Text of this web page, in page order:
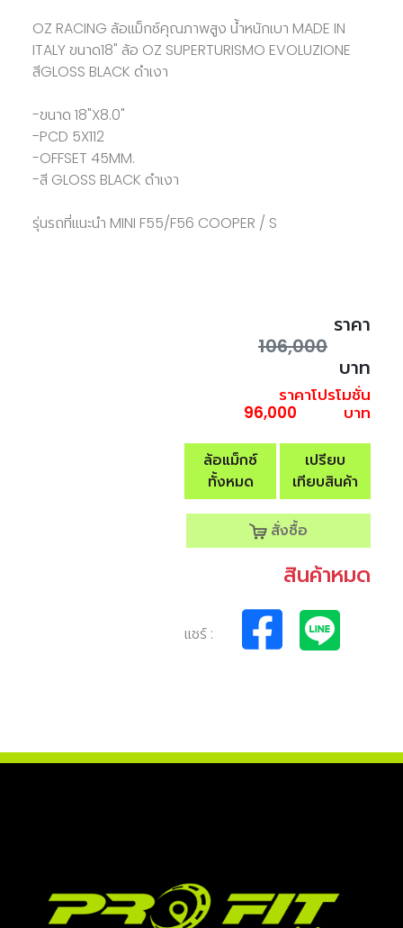
OZ RACING ล้อแม็กซ์คุณภาพสูง น้ำหนักเบา MADE IN
ITALY ขนาด18" ล้อ OZ SUPERTURISMO EVOLUZIONE
สีGLOSS BLACK ดำเงา
-ขนาด 18"X8.0"
-PCD 5X112
-OFFSET 45MM.
-สี GLOSS BLACK ดำเงา
รุ่นรถที่แนะนำ MINI F55/F56 COOPER / S
ราคา
106,000
บาท
ราคาโปรโมชั่น
96,000
บาท
ล้อแม็กซ์
ทั้งหมด
เปรียบ
เทียบสินค้า
สั่งซื้อ
สินค้าหมด
แชร์ :